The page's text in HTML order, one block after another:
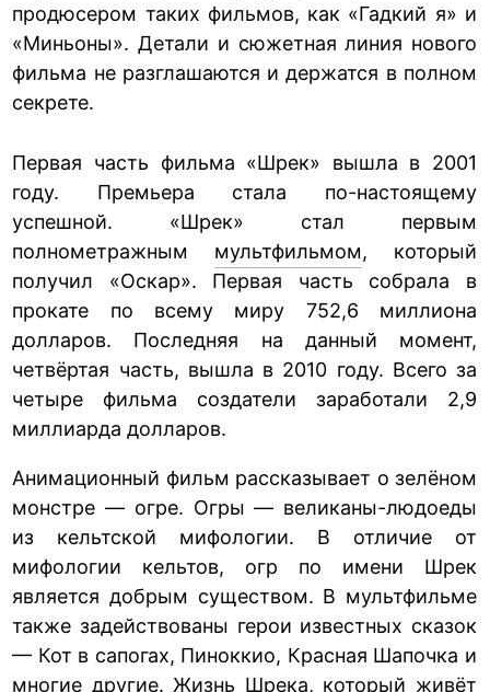
продюсером таких фильмов, как «Гадкий я» и
«Миньоны». Детали и сюжетная линия нового
фильма не разглашаются и держатся в полном
секрете.
Первая часть фильма «Шрек» вышла в 2001
году. Премьера стала по-настоящему
успешной. «Шрек» стал первым
полнометражным мультфильмом, который
получил «Оскар». Первая часть собрала в
прокате по всему миру 752,6 миллиона
долларов. Последняя на данный момент,
четвёртая часть, вышла в 2010 году. Всего за
четыре фильма создатели заработали 2,9
миллиарда долларов.
Анимационный фильм рассказывает о зелёном
монстре — огре. Огры — великаны-людоеды
из кельтской мифологии. В отличие от
мифологии кельтов, огр по имени Шрек
является добрым существом. В мультфильме
также задействованы герои известных сказок
— Кот в сапогах, Пиноккио, Красная Шапочка и
многие другие. Жизнь Шрека, который живёт